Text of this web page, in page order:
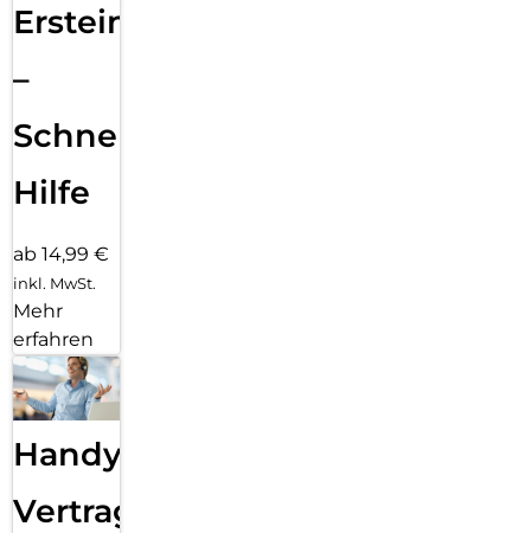
Ersteinrichtung
–
Schnelle
Hilfe
ab 14,99 €
inkl. MwSt.
Mehr
erfahren
Handy
Vertragsabwicklung